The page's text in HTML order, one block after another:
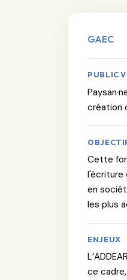
GAEC
PUBLIC
création
Cette
l'écriture
en
les plus
ENJEUX
ce